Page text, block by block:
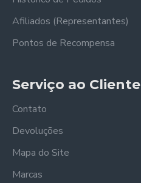
Afiliados (Representantes)
Pontos de Recompensa
Serviço ao Cliente
Contato
Devoluções
Mapa do Site
Marcas